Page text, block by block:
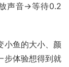
声音→等待0.2
小鱼的大小、颜
步体验想得到就